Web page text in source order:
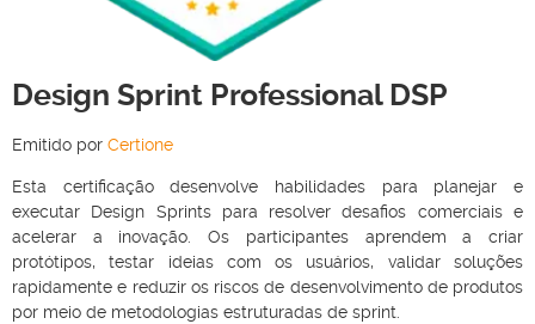
Design Sprint Professional DSP
Emitido por Certione
Esta certificação desenvolve habilidades para planejar e
executar Design Sprints para resolver desafios comerciais e
acelerar a inovação. Os participantes aprendem a criar
protótipos, testar ideias com os usuários, validar soluções
rapidamente e reduzir os riscos de desenvolvimento de produtos
por meio de metodologias estruturadas de sprint.